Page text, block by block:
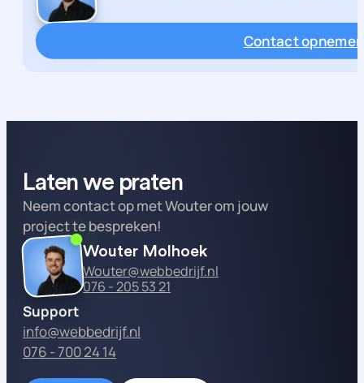
Contact opnemen
Laten we praten
Neem contact op met Wouter om jouw
project te bespreken!
Wouter Molhoek
Wouter@webbedrijf.nl
076 - 205 53 21
Support
info@webbedrijf.nl
076 - 700 24 14